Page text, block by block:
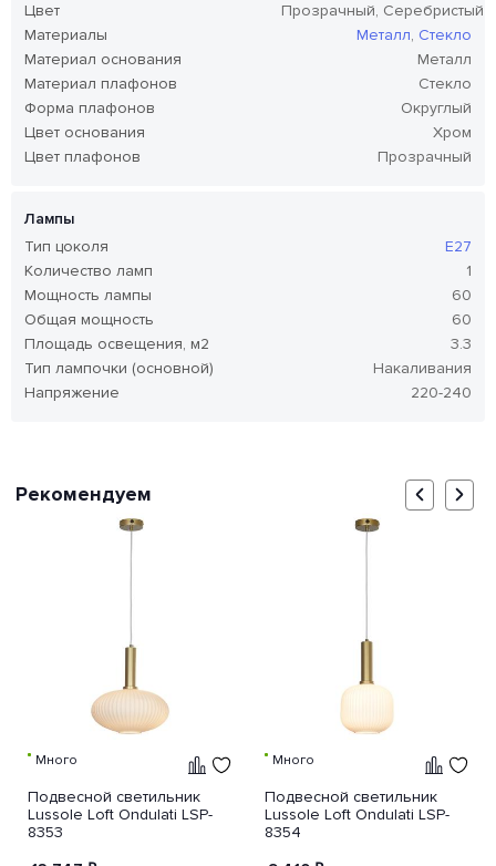
Цвет
Прозрачный, Серебристый
Материалы
Металл, Стекло
Материал основания
Металл
Материал плафонов
Стекло
Форма плафонов
Округлый
Цвет основания
Хром
Цвет плафонов
Прозрачный
Лампы
Тип цоколя
E27
Количество ламп
1
Мощность лампы
60
Общая мощность
60
Площадь освещения, м2
3.3
Тип лампочки (основной)
Накаливания
Напряжение
220-240
Рекомендуем
Много
Подвесной светильник
Lussole Loft Ondulati LSP-
8353
Много
Подвесной светильник
Lussole Loft Ondulati LSP-
8354